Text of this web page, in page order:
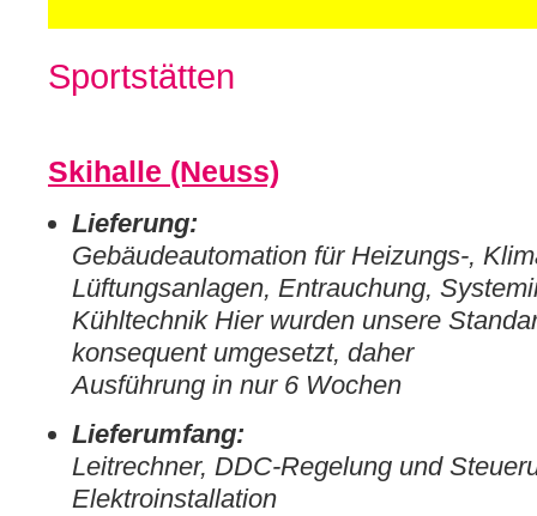
Sportstätten
Skihalle (Neuss)
Lieferung:
Gebäudeautomation für Heizungs-,
Lüftungsanlagen, Entrauchung,
Kühltechnik Hier wurden unsere
konsequent umgesetzt, daher
Ausführung in nur 6 Wochen
Lieferumfang:
Leitrechner, DDC-Regelung und
Elektroinstallation